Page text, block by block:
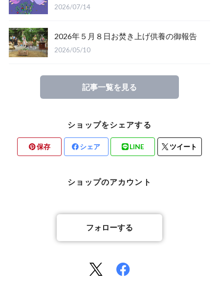
2026/07/14
2026年５月８日お焚き上げ供養の御報告
2026/05/10
記事一覧を見る
ショップをシェアする
保存 シェア LINE ツイート
ショップのアカウント
フォローする